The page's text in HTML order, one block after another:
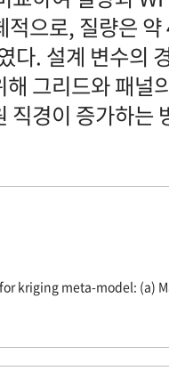
적으로, 질량은
다. 설계 변수의
그리드와 패널
직경이 증가하는
kriging meta-model: (a)